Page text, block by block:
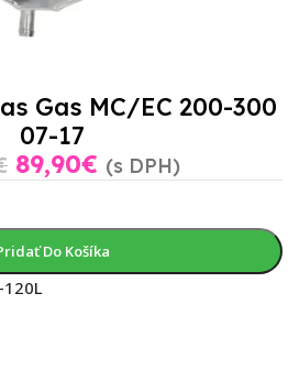
Gas MC/EC 200-300
07-17
89,90€ (s DPH)
Do Košíka
120L